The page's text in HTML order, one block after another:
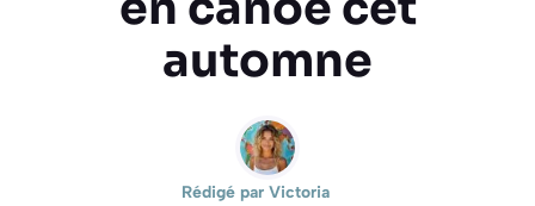
automne
Rédigé par Victoria